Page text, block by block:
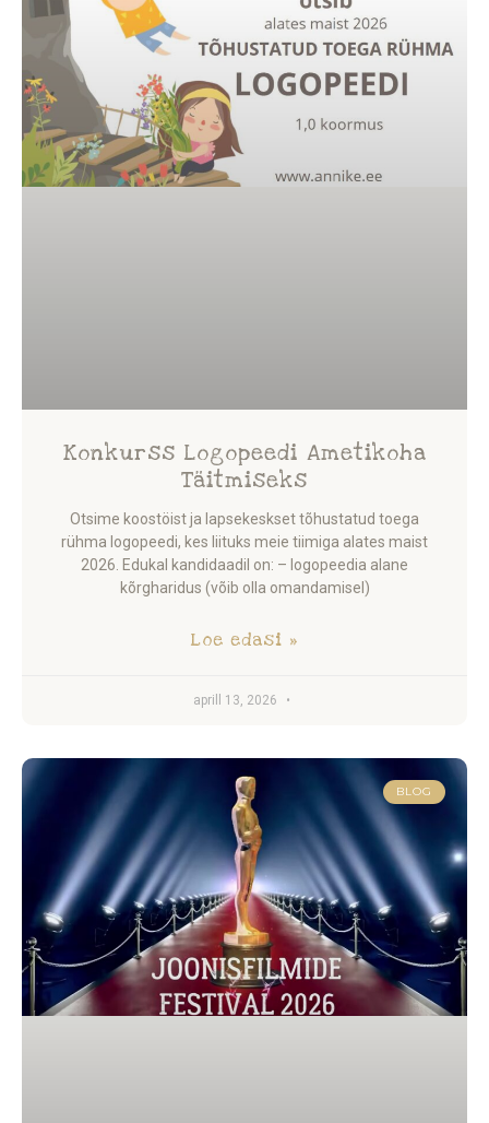
Konkurss Logopeedi Ametikoha
Täitmiseks
Otsime koostöist ja lapsekeskset tõhustatud toega
rühma logopeedi, kes liituks meie tiimiga alates maist
2026. Edukal kandidaadil on: – logopeedia alane
kõrgharidus (võib olla omandamisel)
Loe edasi »
aprill 13, 2026
BLOG